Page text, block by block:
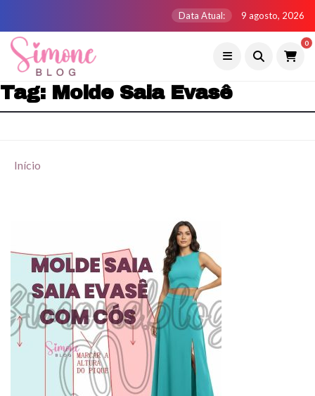
Data Atual: 9 agosto, 2026
0
Tag: Molde Saia Evasê
Início